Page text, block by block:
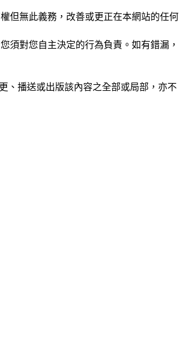
但無此義務，改善或更正在本網站的任何
須對您自主決定的行為負責。如有錯漏，
、播送或出版該內容之全部或局部，亦不